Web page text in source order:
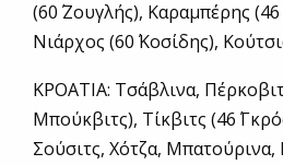
(60΄ Ζουγλής), Καραμπέρης
Νιάρχος (60΄ Κοσίδης),
ΚΡΟΑΤΙΑ: Τσάβλινα,
Μπούκβιτς), Τίκβιτς (46΄
Σούσιτς, Χότζα, Μπατούρινα,